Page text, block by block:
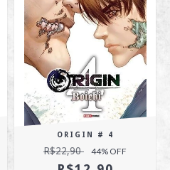
ORIGIN # 4
R$22,90 44% OFF